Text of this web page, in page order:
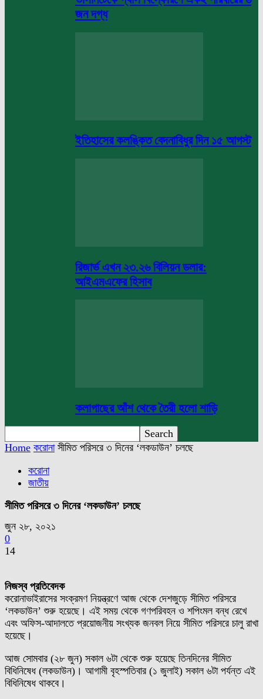
জন দগ্ধ
ইতিহাসের কলঙ্কিত বেদনাবিধুর দিন ১৫ আগস্ট
রিজার্ভ এখন ২৩.২৬ বিলিয়ন ডলার:
আইএমএফের হিসাব
কলাগাছের আঁশ থেকে তৈরী হলো শাড়ি
Home করোনা সীমিত পরিসরে ‌৩ দিনের ‘লকডাউন’ চলছে
করোনা
জাতীয়
সীমিত পরিসরে ‌৩ দিনের ‘লকডাউন’ চলছে
জুন ২৮, ২০২১
0
14
নিজস্ব প্রতিবেদক
করোনাভাইরাসের সংক্রমণ নিয়ন্ত্রণে আজ থেকে দেশজুড়ে সীমিত পরিসরে
‘লকডাউন’ শুরু হয়েছে। এই সময় থেকে গণপরিবহন ও শপিংমল বন্ধ রেখে
এবং অফিস-আদালতে প্রয়োজনীয় সংখ্যক জনবল নিয়ে সীমিত পরিসরে চালু রাখা
হয়েছে।
আজ সোমবার (২৮ জুন) সকাল ৬টা থেকে শুরু হয়েছে তিনদিনের সীমিত
বিধিনিষেধ (লকডাউন)। আগামী বৃহস্পতিবার (১ জুলাই) সকাল ৬টা পর্যন্ত এই
বিধিনিষেধ থাকবে।